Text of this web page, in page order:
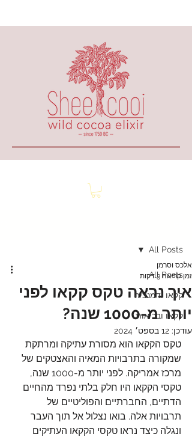
All Posts
קקאו ודמנציה
קקאו ובריאות
All Posts
איך נראה טקס קקאו לפני
יותר מ-1000 שנה?
אלכס וסרמן
זמן קריאה 3 דקות
עודכן: 12 בספט׳ 2024
טקס הקקאו הוא מסורת עתיקה ומרתקת
שמקורה בתרבויות המאיה והאצטקים של
מרכז אמריקה. לפני יותר מ-1000 שנה,
טקסי הקקאו היו חלק בלתי נפרד מהחיים
הדתיים, החברתיים והפוליטיים של
תרבויות אלה. בואו נצלול אל תוך העבר
ונגלה כיצד נראו טקסי הקקאו העתיקים